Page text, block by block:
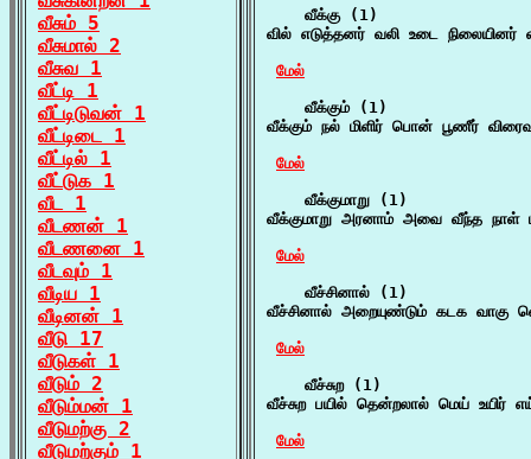
வீசும் 5
வீசுமால் 2
வீசுவ 1
வீட்டி 1
வீட்டிடுவன் 1
வீட்டிடை 1
வீட்டில் 1
வீட்டுக 1
வீட 1
வீடணன் 1
வீடணனை 1
வீடவும் 1
வீடிய 1
வீடினன் 1
வீடு 17
வீடுகள் 1
வீடும் 2
வீடும்மன் 1
வீடுமற்கு 2
வீடுமற்கும் 1
    வீக்கு (1)
வில் எடுத்தனர் வலி உடை நிலையினர்
மேல்
    வீக்கும் (1)
வீக்கும் நல் மிளிர் பொன் பூணீர்
மேல்
    வீக்குமாறு (1)
வீக்குமாறு அரனாம் அவை வீந்த நாள்
மேல்
    வீச்சினால் (1)
வீச்சினால் அறையுண்டும் கடக வாகு
மேல்
    வீச்சுற (1)
வீச்சுற பயில் தென்றலால் மெய் உயிர்
மேல்